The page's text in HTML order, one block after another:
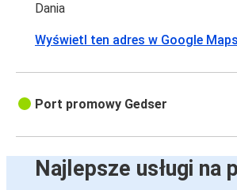
Dania
Wyświetl ten adres w Google Maps
Port promowy Gedser
Najlepsze usługi na